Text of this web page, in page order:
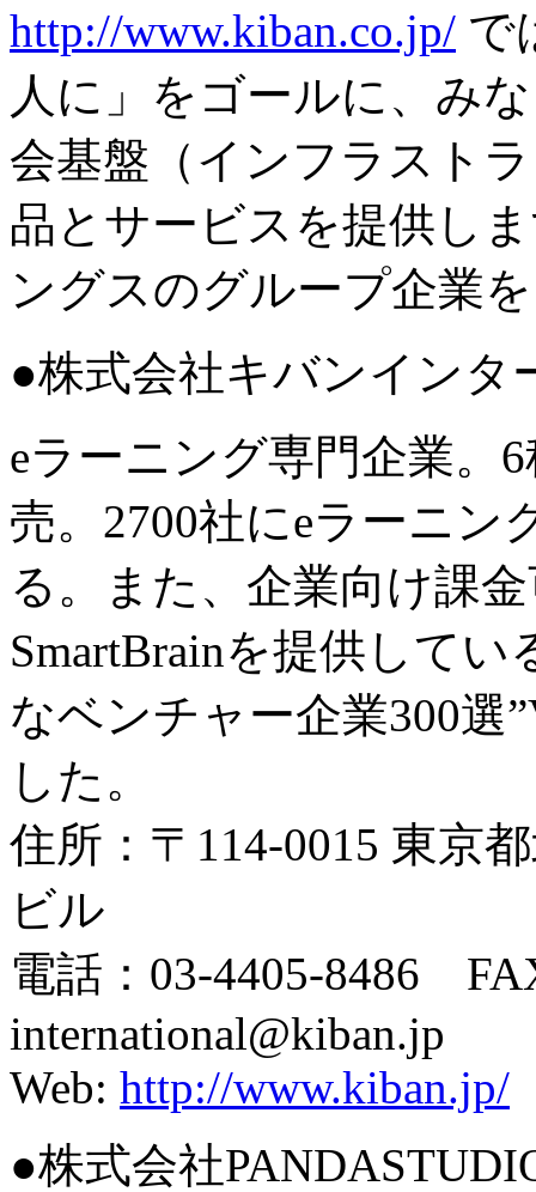
http://www.kiban.co.jp/ で
人に」をゴールに、み
会基盤（インフラスト
品とサービスを提供し
ングスのグループ企業
●株式会社キバンインタ
eラーニング専門企業。
売。2700社にeラーニン
る。また、企業向け課
SmartBrainを提供して
なベンチャー企業300選
した。
住所：〒114-0015 東京
ビル
電話：03-4405-8486
international@kiban.jp
Web: http://www.kiban.jp/
●株式会社